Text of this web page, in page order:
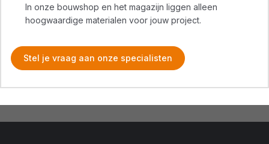
In onze bouwshop en het magazijn liggen alleen
hoogwaardige materialen voor jouw project.
Stel je vraag aan onze specialisten